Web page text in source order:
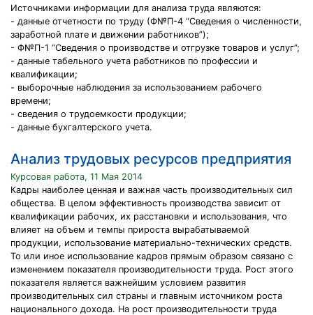
Источниками информации для анализа труда являются:
- данные отчетности по труду (Ф№П-4 “Сведения о численности,
заработной плате и движении работников”);
- Ф№П-1 “Сведения о производстве и отгрузке товаров и услуг”;
- данные табельного учета работников по профессии и
квалификации;
- выборочные наблюдения за использованием рабочего
времени;
- сведения о трудоемкости продукции;
- данные бухгалтерского учета.
Анализ трудовых ресурсов предприятия
Курсовая работа, 11 Мая 2014
Кадры наиболее ценная и важная часть производительных сил
общества. В целом эффективность производства зависит от
квалификации рабочих, их расстановки и использования, что
влияет на объем и темпы прироста вырабатываемой
продукции, использование материально-технических средств.
То или иное использование кадров прямым образом связано с
изменением показателя производительности труда. Рост этого
показателя является важнейшим условием развития
производительных сил страны и главным источником роста
национального дохода. На рост производительности труда